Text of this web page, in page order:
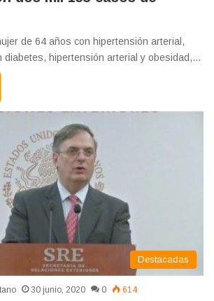
de 64 años con hipertensión arterial,
diabetes, hipertensión arterial y obesidad,…
Destacadas
30 junio, 2020 0 614